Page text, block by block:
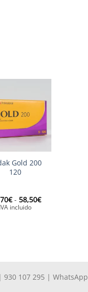
Gold 200
120
€ - 58,50€Rango
IVA incluido
| 930 107 295 |